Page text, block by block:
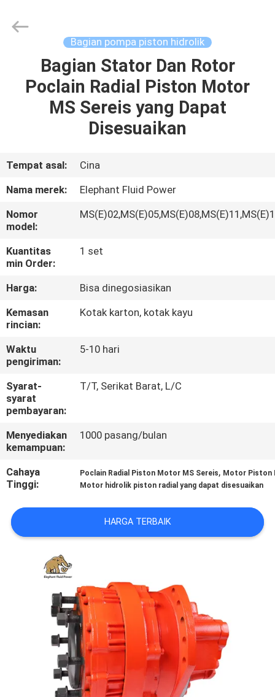
RUMAH
PRODUK
KAMI
PABRIK
KONTROL
KUALITAS
HUBUNGI
KAMI
BERITA
KASUS
POLICY
Power
Co.,Ltd.
Bagian pompa piston hidrolik
Bagian Stator Dan Rotor
Poclain Radial Piston Motor
MS Sereis yang Dapat
Disesuaikan
Tempat asal:
Cina
Nama merek:
Elephant Fluid Power
Nomor
model:
Kuantitas
min Order:
1 set
Harga:
Bisa dinegosiasikan
Kemasan
rincian:
Kotak karton, kotak kayu
Waktu
pengiriman:
5-10 hari
Syarat-
syarat
pembayaran:
T/T, Serikat Barat, L/C
Menyediakan
kemampuan:
1000 pasang/bulan
Cahaya
Tinggi:
Poclain Radial Piston Motor MS Sereis, Motor Piston
Motor hidrolik piston radial yang dapat disesuaikan
HARGA TERBAIK